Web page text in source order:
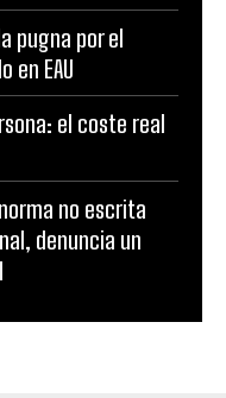
pugna por el
en EAU
el coste real
no escrita
denuncia un